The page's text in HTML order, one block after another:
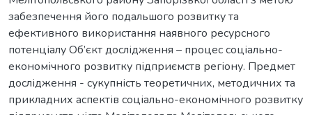
забезпечення його подальшого розвитку та
ефективного використання наявного ресурсного
потенціалу Об’єкт дослідження – процес соціально-
економічного розвитку підприємств регіону. Предмет
дослідження - сукупність теоретичних, методичних та
прикладних аспектів соціально-економічного розвитку